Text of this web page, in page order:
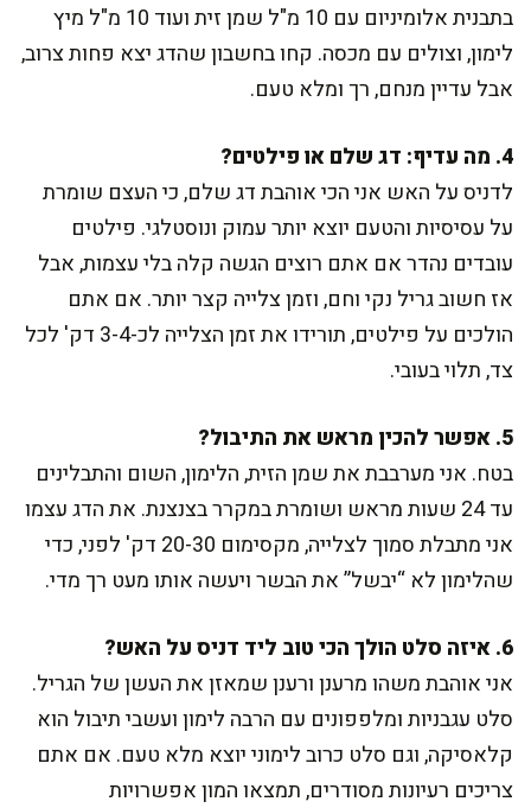
בתבנית אלומיניום עם 10 מ"ל שמן זית ועוד 10 מ"ל מיץ
לימון, וצולים עם מכסה. קחו בחשבון שהדג יצא פחות צרוב,
אבל עדיין מנחם, רך ומלא טעם.
4. מה עדיף: דג שלם או פילטים?
לדניס על האש אני הכי אוהבת דג שלם, כי העצם שומרת
על עסיסיות והטעם יוצא יותר עמוק ונוסטלגי. פילטים
עובדים נהדר אם אתם רוצים הגשה קלה בלי עצמות, אבל
אז חשוב גריל נקי וחם, וזמן צלייה קצר יותר. אם אתם
הולכים על פילטים, תורידו את זמן הצלייה לכ-3-4 דק' לכל
צד, תלוי בעובי.
5. אפשר להכין מראש את התיבול?
בטח. אני מערבבת את שמן הזית, הלימון, השום והתבלינים
עד 24 שעות מראש ושומרת במקרר בצנצנת. את הדג עצמו
אני מתבלת סמוך לצלייה, מקסימום 20-30 דק' לפני, כדי
שהלימון לא “יבשל” את הבשר ויעשה אותו מעט רך מדי.
6. איזה סלט הולך הכי טוב ליד דניס על האש?
אני אוהבת משהו מרענן ורענן שמאזן את העשן של הגריל.
סלט עגבניות ומלפפונים עם הרבה לימון ועשבי תיבול הוא
קלאסיקה, וגם סלט כרוב לימוני יוצא מלא טעם. אם אתם
צריכים רעיונות מסודרים, תמצאו המון אפשרויות